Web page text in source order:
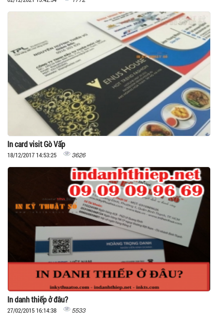
In card visit Gò Vấp
18/12/2017 14:53:25 3626
In danh thiếp ở đâu?
27/02/2015 16:14:38 5533